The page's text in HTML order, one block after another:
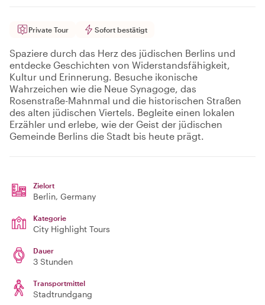
Private Tour Sofort bestätigt
Spaziere durch das Herz des jüdischen Berlins und
entdecke Geschichten von Widerstandsfähigkeit,
Kultur und Erinnerung. Besuche ikonische
Wahrzeichen wie die Neue Synagoge, das
Rosenstraße-Mahnmal und die historischen Straßen
des alten jüdischen Viertels. Begleite einen lokalen
Erzähler und erlebe, wie der Geist der jüdischen
Gemeinde Berlins die Stadt bis heute prägt.
Zielort
Berlin, Germany
Kategorie
City Highlight Tours
Dauer
3 Stunden
Transportmittel
Stadtrundgang